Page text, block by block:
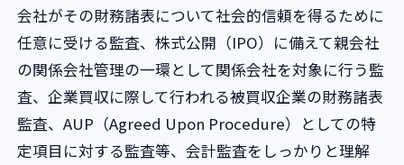
会社がその財務諸表について社会的信頼を得るために
任意に受ける監査、株式公開（IPO）に備えて親会社
の関係会社管理の一環として関係会社を対象に行う監
査、企業買収に際して行われる被買収企業の財務諸表
監査、AUP（Agreed Upon Procedure）としての特
定項目に対する監査等、会計監査をしっかりと理解